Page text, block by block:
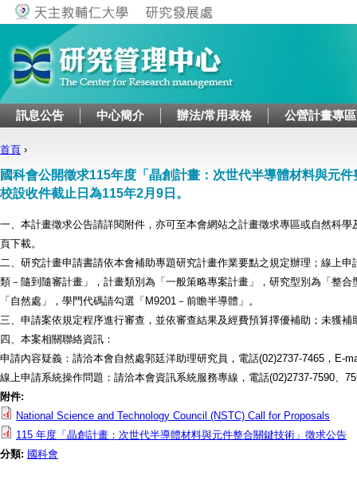
Jump to navigation
訊息公告 中心簡介 辦法/常用表格 公營計畫專區
您在這裡
首頁 ›
國科會公開徵求115年度「晶創計畫：次世代半導體材料與元
校設收件截止日為115年2月9日。
一、本計畫徵求公告請詳閱附件，亦可至本會網站之計畫徵求專區或自然科學
頁下載。
二、研究計畫申請書請依本會補助專題研究計畫作業要點之規定辦理；線上申
類－隨到隨審計畫」，計畫類別為「一般策略專案計畫」，研究型別為「整合
「自然處」，學門代碼請勾選「M9201－前瞻半導體」。
三、申請案依規定程序進行審查，並依審查結果及經費預算擇優補助；未獲補
四、本案相關聯絡資訊：
申請內容疑義：請洽本會自然處郭廷洋助理研究員，電話(02)2737-7465，E-
線上申請系統操作問題：請洽本會資訊系統服務專線，電話(02)2737-7590、
附件:
National Science and Technology Council (NSTC) Call for Proposals
115 年度「晶創計畫：次世代半導體材料與元件整合關鍵技術」徵求公告
分類: 國科會